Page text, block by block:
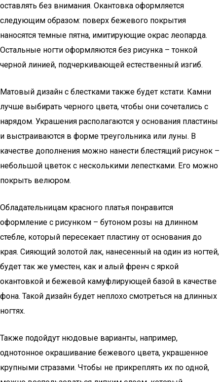
оставлять без внимания. Окантовка оформляется
следующим образом: поверх бежевого покрытия
наносятся темные пятна, имитирующие окрас леопарда.
Остальные ногти оформляются без рисунка – тонкой
черной линией, подчеркивающей естественный изгиб.
Матовый дизайн с блестками также будет кстати. Камни
лучше выбирать черного цвета, чтобы они сочетались с
нарядом. Украшения располагаются у основания пластины
и выстраиваются в форме треугольника или луны. В
качестве дополнения можно нанести блестящий рисунок –
небольшой цветок с несколькими лепестками. Его можно
покрыть велюром.
Обладательницам красного платья понравится
оформление с рисунком – бутоном розы на длинном
стебле, который пересекает пластину от основания до
края. Сияющий золотой лак, нанесенный на один из ногтей,
будет так же уместен, как и алый френч с яркой
окантовкой и бежевой камуфлирующей базой в качестве
фона. Такой дизайн будет неплохо смотреться на длинных
ногтях.
Также подойдут нюдовые варианты, например,
однотонное окрашивание бежевого цвета, украшенное
крупными стразами. Чтобы не прикреплять их по одной,